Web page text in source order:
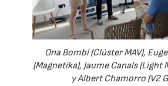
Ona Bombí (Clúster MAV),
(Magnetika), Jaume Canals
y Albert Chamorro (V2